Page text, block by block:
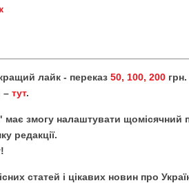
лайк - переказ 50, 100, 200
– тут.
змогу налаштувати щомісячний
редакції.
статей і цікавих новин про